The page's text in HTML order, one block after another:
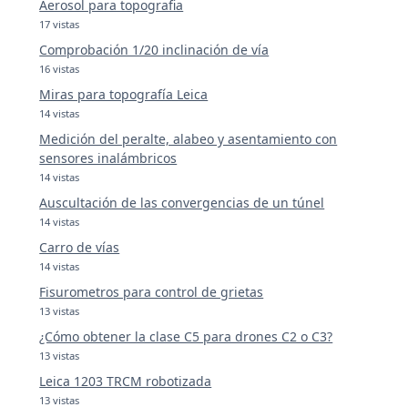
Aerosol para topografia
17 vistas
Comprobación 1/20 inclinación de vía
16 vistas
Miras para topografía Leica
14 vistas
Medición del peralte, alabeo y asentamiento con
sensores inalámbricos
14 vistas
Auscultación de las convergencias de un túnel
14 vistas
Carro de vías
14 vistas
Fisurometros para control de grietas
13 vistas
¿Cómo obtener la clase C5 para drones C2 o C3?
13 vistas
Leica 1203 TRCM robotizada
13 vistas